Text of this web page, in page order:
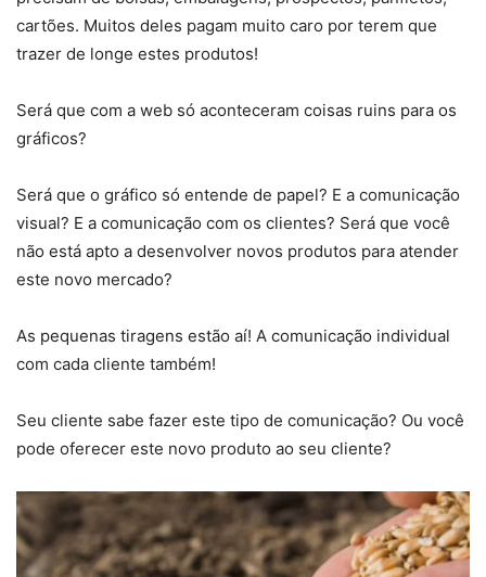
cartões. Muitos deles pagam muito caro por terem que
trazer de longe estes produtos!
Será que com a web só aconteceram coisas ruins para os
gráficos?
Será que o gráfico só entende de papel? E a comunicação
visual? E a comunicação com os clientes? Será que você
não está apto a desenvolver novos produtos para atender
este novo mercado?
As pequenas tiragens estão aí! A comunicação individual
com cada cliente também!
Seu cliente sabe fazer este tipo de comunicação? Ou você
pode oferecer este novo produto ao seu cliente?